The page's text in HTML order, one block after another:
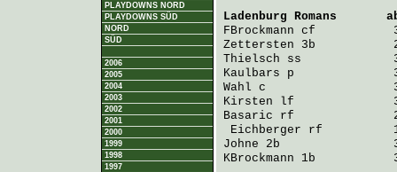
PLAYDOWNS NORD
PLAYDOWNS SÜD
NORD
SÜD
2006
2005
2004
2003
2002
2001
2000
1999
1998
1997
Ladenburg Romans
FBrockmann cf           3
Zettersten 3b           2
Thielsch ss             3
Kaulbars p              3
Wahl c                  3
Kirsten lf              3
Basaric rf              2
Eichberger rf          1
Johne 2b                3
KBrockmann 1b           3